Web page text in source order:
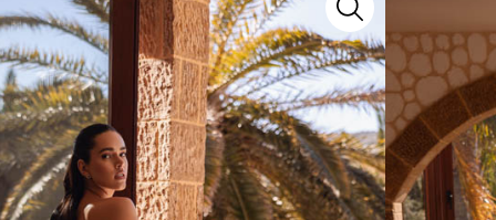
d’exception signéCosmobella. Issu de notre
artisanal et détails raffinés pour sublimer